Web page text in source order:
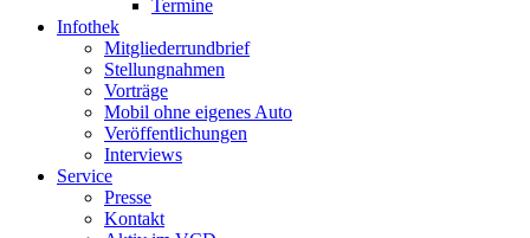
Termine
Infothek
Mitgliederrundbrief
Stellungnahmen
Vorträge
Mobil ohne eigenes Auto
Veröffentlichungen
Interviews
Service
Presse
Kontakt